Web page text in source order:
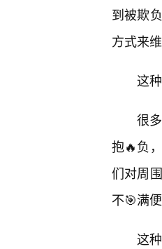
到被欺
方式来
这
很
抱🔥负
们对周
不🎯满
这